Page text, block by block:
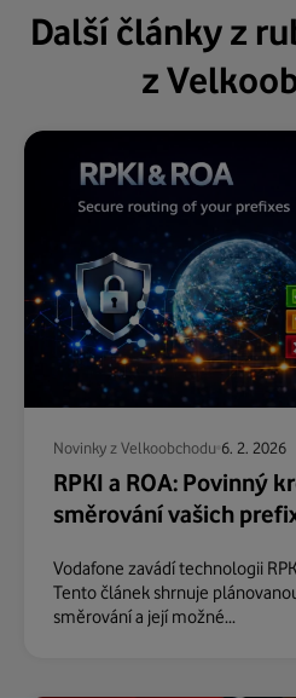
Další články z
z
Novinky z Velkoobchodu 6. 2. 2026
RPKI a ROA: Povinný
směrování vašich
Vodafone zavádí technologii
Tento článek shrnuje
směrování a její možné...